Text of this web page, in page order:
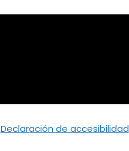
Declaración de accesibilidad